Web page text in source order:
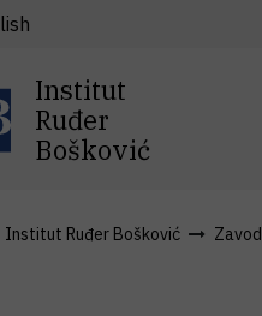
Institut
Ruđer
Bošković
Institut Ruđer Bošković